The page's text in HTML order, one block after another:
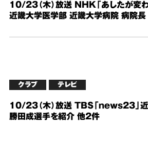
10/23（木）放送 NHK「あしたが変わ
近畿大学医学部 近畿大学病院 病院長
クラブ テレビ
10/23（木）放送 TBS「news23」
勝田成選手を紹介 他2件